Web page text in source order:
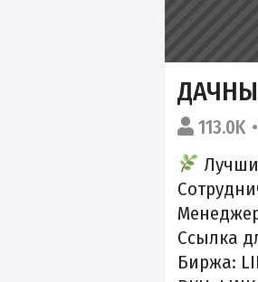
113.0K
Ссылка
Биржа: